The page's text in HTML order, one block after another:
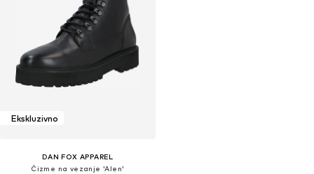
Ekskluzivno
DAN FOX APPAREL
Čizme na vezanje 'Alen'